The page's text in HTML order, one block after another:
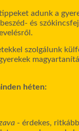
adunk a
és
szolgálunk
héten:
- érdekes,